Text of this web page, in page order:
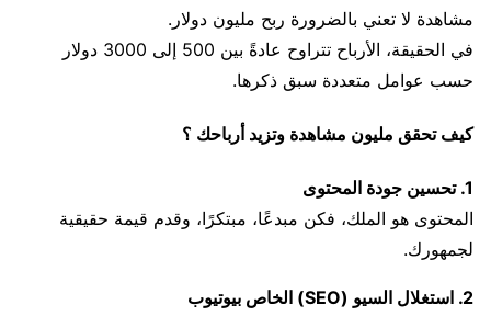
مشاهدة لا تعني بالضرورة ربح مليون دولار.
في الحقيقة، الأرباح تتراوح عادةً بين 500 إلى 3000 دولار
حسب عوامل متعددة سبق ذكرها.
كيف تحقق مليون مشاهدة وتزيد أرباحك ؟
1. تحسين جودة المحتوى
المحتوى هو الملك، فكن مبدعًا، مبتكرًا، وقدم قيمة حقيقية
لجمهورك.
2. استغلال السيو (SEO) الخاص بيوتيوب